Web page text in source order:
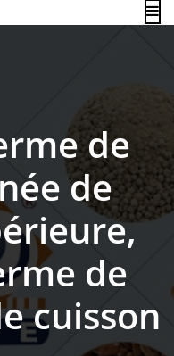
de
de
de
cuisson